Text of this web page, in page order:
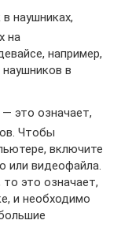
наушниках,
на
например,
в
— это означает,
Чтобы
включите
или видеофайла.
то это означает,
и необходимо